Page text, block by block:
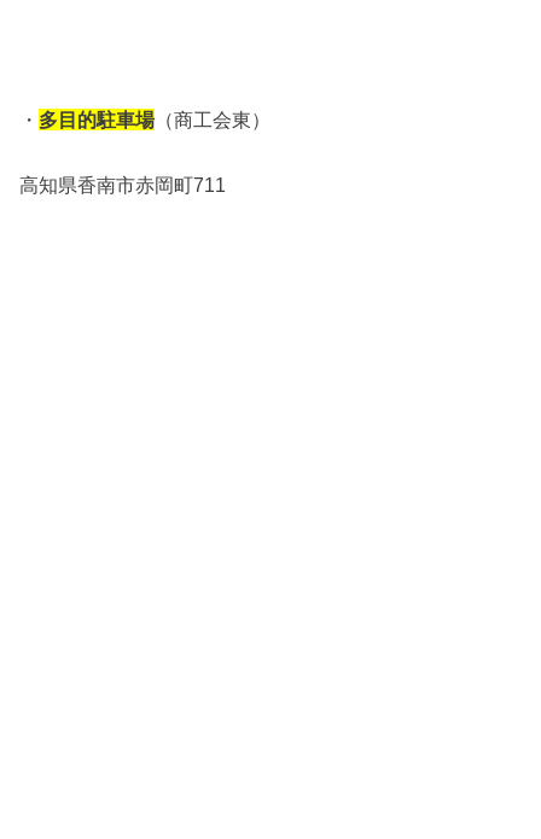
・ 多目的駐車場（商工会東）
高知県香南市赤岡町711